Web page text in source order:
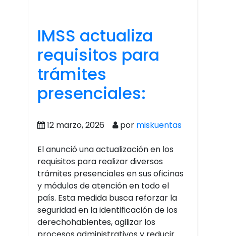
IMSS actualiza
requisitos para
trámites
presenciales:
12 marzo, 2026 por miskuentas
El anunció una actualización en los
requisitos para realizar diversos
trámites presenciales en sus oficinas
y módulos de atención en todo el
país. Esta medida busca reforzar la
seguridad en la identificación de los
derechohabientes, agilizar los